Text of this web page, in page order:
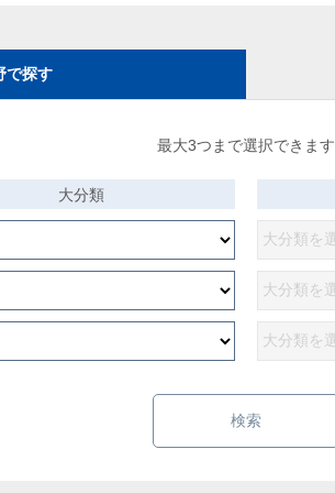
で探す
最大3つまで選択できます
大分類
検索